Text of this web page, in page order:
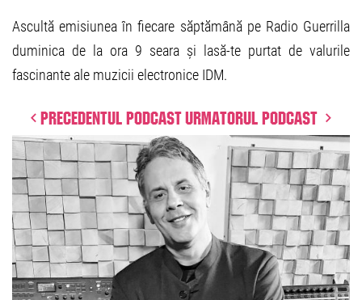
Ascultă emisiunea în fiecare săptămână pe Radio Guerrilla
duminica de la ora 9 seara și lasă-te purtat de valurile
fascinante ale muzicii electronice IDM.
Precedentul podcast Urmatorul podcast